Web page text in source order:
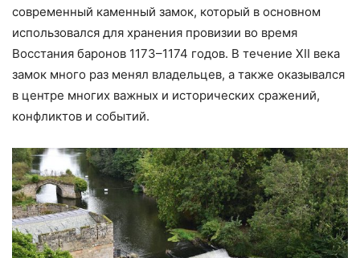
современный каменный замок, который в основном
использовался для хранения провизии во время
Восстания баронов 1173–1174 годов. В течение XII века
замок много раз менял владельцев, а также оказывался
в центре многих важных и исторических сражений,
конфликтов и событий.